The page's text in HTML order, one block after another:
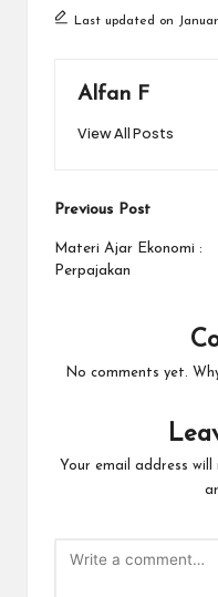
Last updated on
Alfan F
View All Posts
Previous Post
Materi Ajar Ekonomi :
Perpajakan
No comments yet.
Your email address